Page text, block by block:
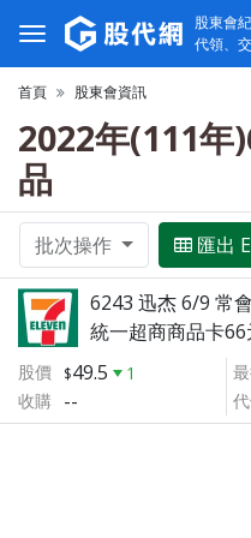
股東會
代領、
首頁 股東會資訊
2022年(111年
品
批次操作 匯出
6243 迅杰 6/9 常會
統一超商商品卡66
股價
49.5
1
收購 --